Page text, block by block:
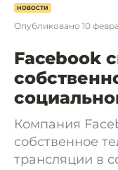
НОВОСТИ
Опубликовано 10
Facebook
Компания
собственное
трансляции в